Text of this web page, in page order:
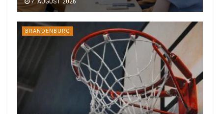
7. AUGUST 2026
BRANDENBURG